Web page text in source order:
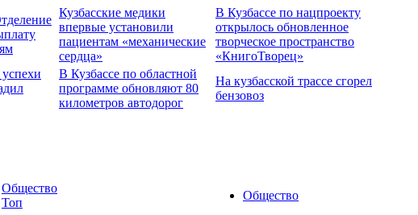
Кузбасские медики
впервые установили
пациентам «механические
сердца»
В Кузбассе по нацпроекту
открылось обновленное
творческое пространство
«КнигоТворец»
В Кузбассе по областной
программе обновляют 80
километров автодорог
На кузбасской трассе сгорел
бензовоз
Общество
Топ
Общество